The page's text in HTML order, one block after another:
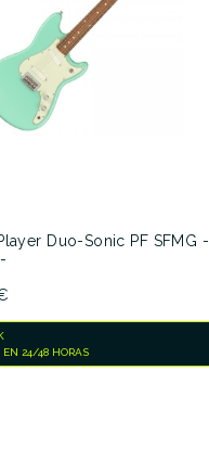
Duo-Sonic PF SFMG -
EN 24/48 HORAS